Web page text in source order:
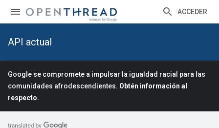
ACCEDER
API actual
Google se compromete a impulsar la igualdad racial para las
comunidades afrodescendientes. Obtén información al
respecto.